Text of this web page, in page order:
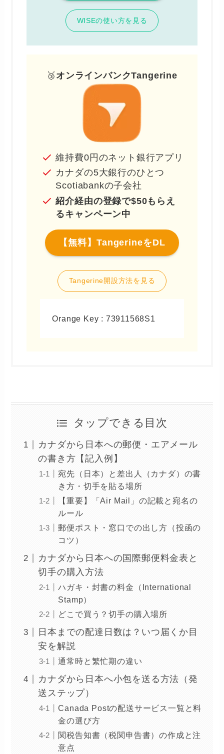
WISEの使い方を見る
🥉 オンラインバンクTangerine
維持費0円のネット銀行アプリ
カナダの5大銀行のひとつ
Scotiabankの子会社
紹介経由の登録で$50もらえ
るキャンペーン中
【無料】TangerineをDL
Tangerine開設方法を見る
Orange Key : 73911568S1
タップできる目次
カナダから日本への郵便・エアメール
の書き方【記入例】
宛先（日本）と差出人（カナダ）の書
き方・切手を貼る場所
【重要】「Air Mail」の記載と宛名の
ルール
郵便ポスト・窓口での出し方（投函の
コツ）
カナダから日本への国際郵便料金表と
切手の購入方法
ハガキ・封書の料金（International
Stamp）
どこで買う？切手の購入場所
日本までの配達日数は？いつ届くか目
安を解説
通常時と繁忙期の違い
カナダから日本へ小包を送る方法（発
送ステップ）
Canada Postの配送サービス一覧と料
金の選び方
関税告知書（税関申告書）の作成と注
意点